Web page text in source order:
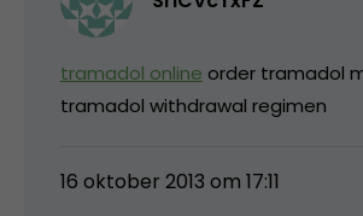
tramadol online order tramadol
tramadol withdrawal regimen
16 oktober 2013 om 17:11